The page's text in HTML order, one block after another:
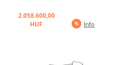
2.058.600,00
HUF
Info